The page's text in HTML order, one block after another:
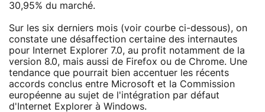
30,95% du marché.
Sur les six derniers mois (voir courbe ci-dessous), on
constate une désaffection certaine des internautes
pour Internet Explorer 7.0, au profit notamment de la
version 8.0, mais aussi de Firefox ou de Chrome. Une
tendance que pourrait bien accentuer les récents
accords conclus entre Microsoft et la Commission
européenne au sujet de l'intégration par défaut
d'Internet Explorer à Windows.